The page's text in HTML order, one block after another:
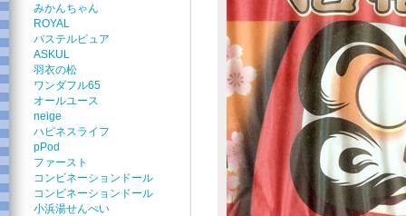
みかんちゃん
ROYAL
パステルピュア
ASKUL
羽衣の松
ワンダフル65
オールユース
neige
ハピネスライフ
pPod
ファースト
コンビネーションドール
コンビネーションドール
小浜湯せんぺい